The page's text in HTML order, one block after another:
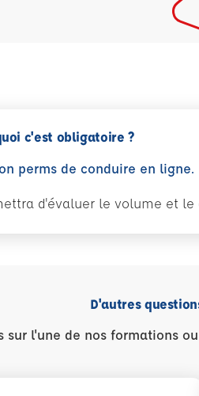
c'est obligatoire ?
perms de conduire en ligne.
d'évaluer le volume et
D'autres
sur l'une de nos formations